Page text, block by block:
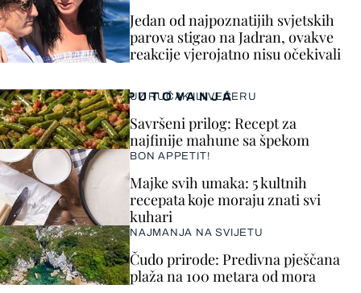
Jedan od najpoznatijih svjetskih
parova stigao na Jadran, ovakve
reakcije vjerojatno nisu očekivali
PUTOVANJA
UZ RUČAK ILI VEČERU
Savršeni prilog: Recept za
najfinije mahune sa špekom
BON APPETIT!
Majke svih umaka: 5 kultnih
recepata koje moraju znati svi
kuhari
NAJMANJA NA SVIJETU
Čudo prirode: Predivna pješčana
plaža na 100 metara od mora